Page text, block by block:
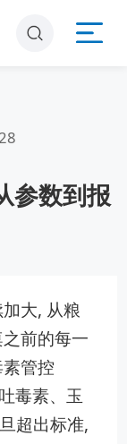
参数到报
大, 从粮
前的每一
管控
毒⁠素、玉
超出标准,